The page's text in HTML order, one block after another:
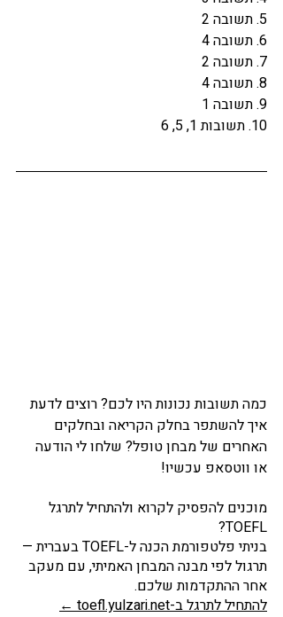
5. תשובה 2
6. תשובה 4
7. תשובה 2
8. תשובה 4
9. תשובה 1
10. תשובות 1, 5, 6
כמה תשובות נכונות היו לכם? רוצים לדעת
איך להשתפר בחלק הקריאה ובחלקים
האחרים של מבחן טופל? שלחו לי הודעה
או ווטסאפ עכשיו!
מוכנים להפסיק לקרוא ולהתחיל לתרגל
TOEFL?
בניתי פלטפורמת הכנה ל-TOEFL בעברית —
תרגול לפי מבנה המבחן האמיתי, עם מעקב
אחר ההתקדמות שלכם.
להתחיל לתרגל ב-toefl.yulzari.net ←